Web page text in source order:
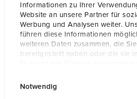
Informationen zu Ihrer
Website an unsere Partner für
Werbung und Analysen weiter.
führen diese Informationen
weiteren Daten zusammen, die
bereitgestellt haben oder die sie
Notwendig